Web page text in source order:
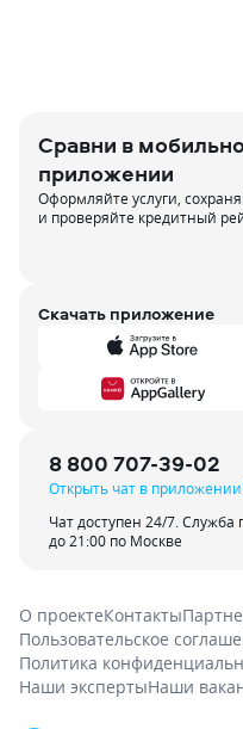
Сравни в
приложении
Оформляйте услуги,
и проверяйте кредитный
Скачать приложение
8 800 707-39-02
Открыть чат в приложении
Чат доступен 24/7. Служба
до 21:00 по Москве
О проектеКонтакты
Пользовательское
Политика
Наши экспертыНаши